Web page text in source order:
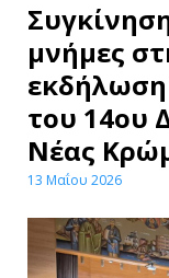
μνήμες
εκδήλωση
του 14ου
Νέας
13 Μαΐου 2026